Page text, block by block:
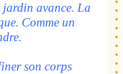
jardin avance. La
Comme un
son corps